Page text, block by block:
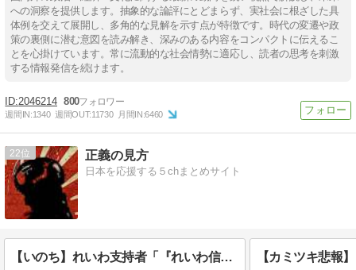
への洞察を提供します。抽象的な論評にとどまらず、実社会に根ざした具
体例を交えて展開し、多角的な見解を示す点が特徴です。時代の変遷や政
策の裏側に潜む意図を読み解き、深みのある内容をコンパクトに伝えるこ
とを心掛けています。常に流動的な社会情勢に適応し、読者の思考を刺激
する情報発信を続けます。
2046214 800
週間IN:1340 週間OUT:11730 月間IN:6460
22 正義の見方
日本を応援する５chまとめサイト
【いのち】れいわ支持者「『れいわ信者』『れいわ知能』は差別的。放送禁止用語にすべき。オールドメディアは配慮を」→かわりにピッタリの名称が爆誕してしまうw